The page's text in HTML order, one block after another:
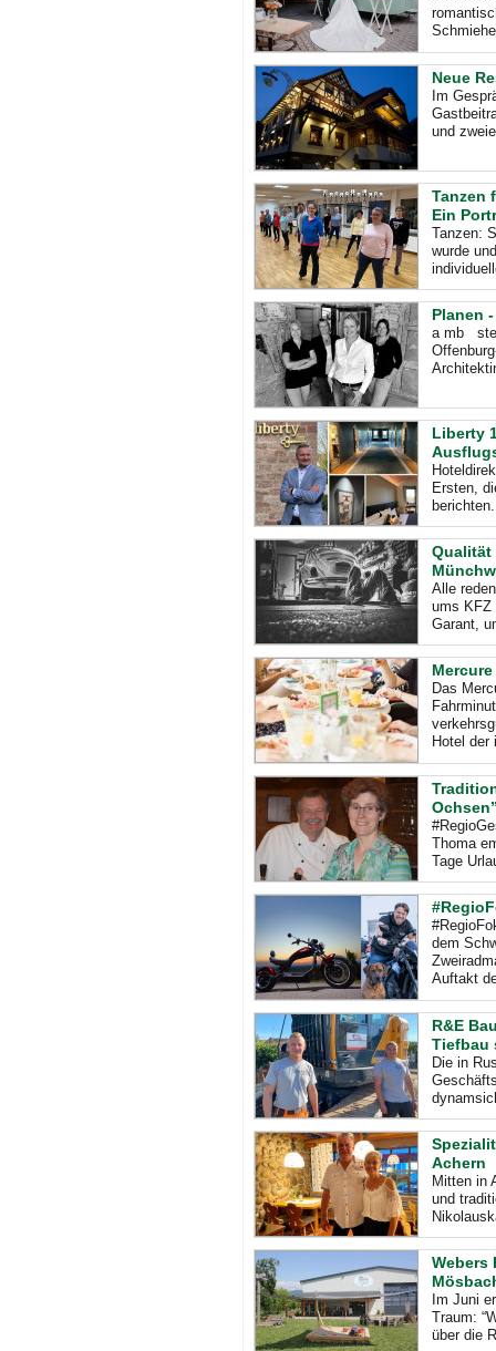
Neue
Im
und
Tanzen
Ein
Tanzen:
wurde
Planen
a mb
Liberty
Ersten,
Qualität
Alle
ums KFZ
Garant,
Das
Hotel der
Thoma
Tage
dem
Auftakt
R&E
Tiefbau
Die in
Achern
Mitten in
und
Webers
Im Juni
Traum:
über die